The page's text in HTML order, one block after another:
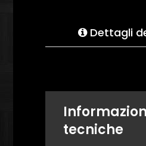
Dettagli
tecniche